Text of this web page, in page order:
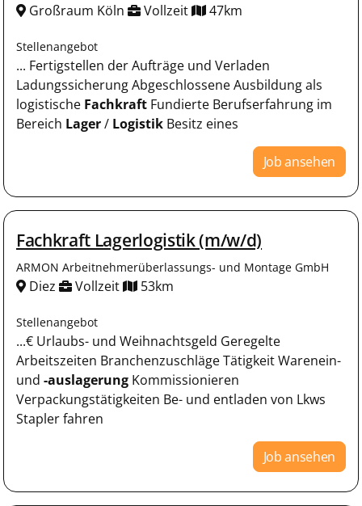
Großraum Köln Vollzeit 47km
Stellenangebot
... Fertigstellen der Aufträge und Verladen
Ladungssicherung Abgeschlossene Ausbildung als
logistische Fachkraft Fundierte Berufserfahrung im
Bereich Lager/ Logistik Besitz eines
Job ansehen
Fachkraft Lagerlogistik (m/w/d)
ARMON Arbeitnehmerüberlassungs- und Montage GmbH
Diez Vollzeit 53km
Stellenangebot
...€ Urlaubs- und Weihnachtsgeld Geregelte
Arbeitszeiten Branchenzuschläge Tätigkeit Warenein-
und -auslagerung Kommissionieren
Verpackungstätigkeiten Be- und entladen von Lkws
Stapler fahren
Job ansehen